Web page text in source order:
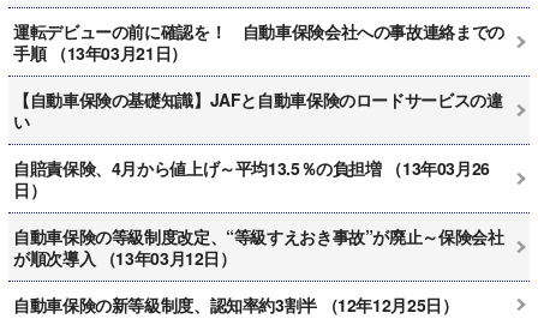
運転デビューの前に確認を！ 自動車保険会社への事故連絡までの
手順 （13年03月21日）
【自動車保険の基礎知識】JAFと自動車保険のロードサービスの違
い
自賠責保険、4月から値上げ～平均13.5％の負担増 （13年03月26
日）
自動車保険の等級制度改定、“等級すえおき事故”が廃止～保険会社
が順次導入 （13年03月12日）
自動車保険の新等級制度、認知率約3割半 （12年12月25日）